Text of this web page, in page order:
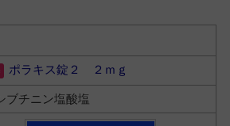
ポラキス錠２ ２ｍｇ
ブチニン塩酸塩